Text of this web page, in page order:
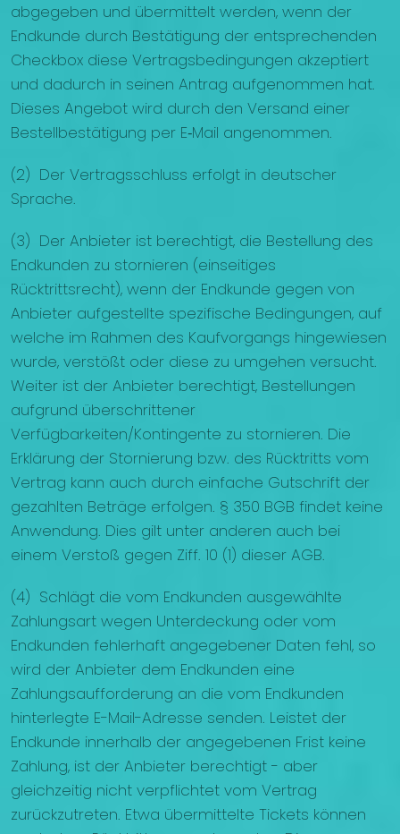
abgegeben und übermittelt werden, wenn der
Endkunde durch Bestätigung der entsprechenden
Checkbox diese Vertragsbedingungen akzeptiert
und dadurch in seinen Antrag aufgenommen hat.
Dieses Angebot wird durch den Versand einer
Bestellbestätigung per E‑Mail angenommen.
(2) Der Vertragsschluss erfolgt in deutscher
Sprache.
(3) Der Anbieter ist berechtigt, die Bestellung des
Endkunden zu stornieren (einseitiges
Rücktrittsrecht), wenn der Endkunde gegen von
Anbieter aufgestellte spezifische Bedingungen, auf
welche im Rahmen des Kaufvorgangs hingewiesen
wurde, verstößt oder diese zu umgehen versucht.
Weiter ist der Anbieter berechtigt, Bestellungen
aufgrund überschrittener
Verfügbarkeiten/Kontingente zu stornieren. Die
Erklärung der Stornierung bzw. des Rücktritts vom
Vertrag kann auch durch einfache Gutschrift der
gezahlten Beträge erfolgen. § 350 BGB findet keine
Anwendung. Dies gilt unter anderen auch bei
einem Verstoß gegen Ziff. 10 (1) dieser AGB.
(4) Schlägt die vom Endkunden ausgewählte
Zahlungsart wegen Unterdeckung oder vom
Endkunden fehlerhaft angegebener Daten fehl, so
wird der Anbieter dem Endkunden eine
Zahlungsaufforderung an die vom Endkunden
hinterlegte E-Mail-Adresse senden. Leistet der
Endkunde innerhalb der angegebenen Frist keine
Zahlung, ist der Anbieter berechtigt - aber
gleichzeitig nicht verpflichtet vom Vertrag
zurückzutreten. Etwa übermittelte Tickets können